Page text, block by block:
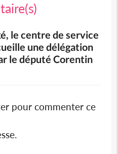
le centre de service
une délégation
le député Corentin
pour commenter ce